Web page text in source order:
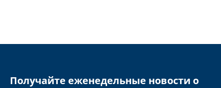
Получайте еженедельные новости о